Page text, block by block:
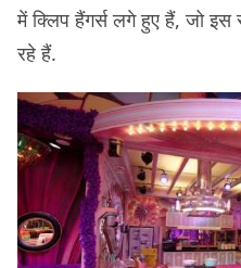
में क्लिप हैंगर्स लगे हुए हैं, जो
रहे हैं.